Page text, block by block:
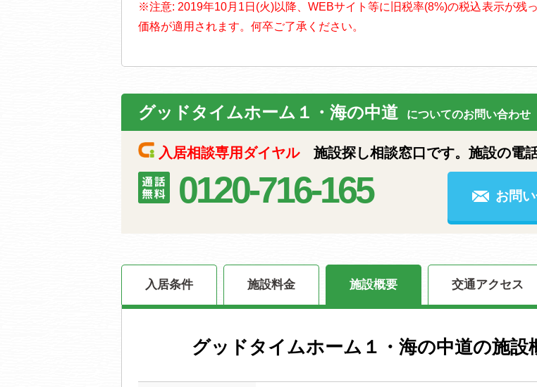
※注意: 2019年10月1日(火)以降、WEBサイト等に旧税率(8%)の税込表示が残
価格が適用されます。何卒ご了承ください。
グッドタイムホーム１・海の中道 についてのお問い合わせ
入居相談専用ダイヤル施設探し相談窓口です。施設の電話
0120-716-165 お問
入居条件 施設料金 施設概要 交通アクセス
グッドタイムホーム１・海の中道の施設